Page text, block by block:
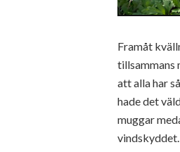
Framåt
tillsammans
att alla har
hade det
muggar
vindskyddet.